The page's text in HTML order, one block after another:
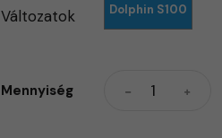
Változatok Dolphin S100
Mennyiség